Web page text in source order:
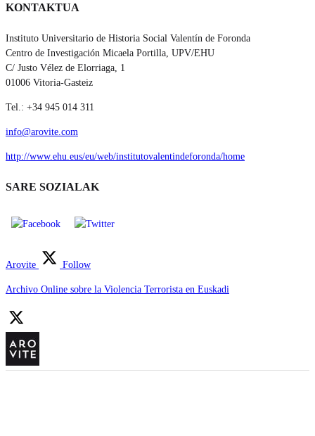
KONTAKTUA
Instituto Universitario de Historia Social Valentín de Foronda
Centro de Investigación Micaela Portilla, UPV/EHU
C/ Justo Vélez de Elorriaga, 1
01006 Vitoria-Gasteiz
Tel.: +34 945 014 311
info@arovite.com
http://www.ehu.eus/eu/web/institutovalentindeforonda/home
SARE SOZIALAK
Arovite Follow
Archivo Online sobre la Violencia Terrorista en Euskadi